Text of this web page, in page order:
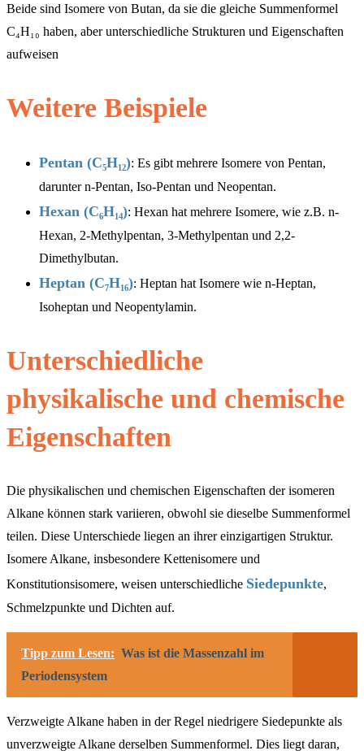
Beide sind Isomere von Butan, da sie die gleiche Summenformel
C₄H₁₀ haben, aber unterschiedliche Strukturen und Eigenschaften
aufweisen
Weitere Beispiele
Pentan (C₅H₁₂): Es gibt mehrere Isomere von Pentan,
darunter n-Pentan, Iso-Pentan und Neopentan.
Hexan (C₆H₁₄): Hexan hat mehrere Isomere, wie z.B. n-
Hexan, 2-Methylpentan, 3-Methylpentan und 2,2-
Dimethylbutan.
Heptan (C₇H₁₆): Heptan hat Isomere wie n-Heptan,
Isoheptan und Neopentylamin.
Unterschiedliche
physikalische und chemische
Eigenschaften
Die physikalischen und chemischen Eigenschaften der isomeren
Alkane können stark variieren, obwohl sie dieselbe Summenformel
teilen. Diese Unterschiede liegen an ihrer einzigartigen Struktur.
Isomere Alkane, insbesondere Kettenisomere und
Konstitutionsisomere, weisen unterschiedliche Siedepunkte,
Schmelzpunkte und Dichten auf.
Tipp zum Lesen: Was ist die Massenzahl im
Periodensystem
Verzweigte Alkane haben in der Regel niedrigere Siedepunkte als
unverzweigte Alkane derselben Summenformel. Dies liegt daran,